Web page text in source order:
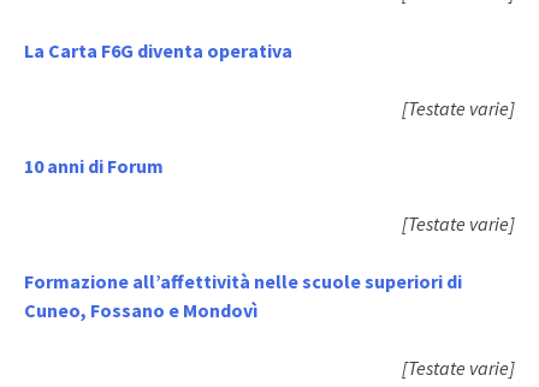
La Carta F6G diventa operativa
[Testate varie]
10 anni di Forum
[Testate varie]
Formazione all’affettività nelle scuole superiori di
Cuneo, Fossano e Mondovì
[Testate varie]